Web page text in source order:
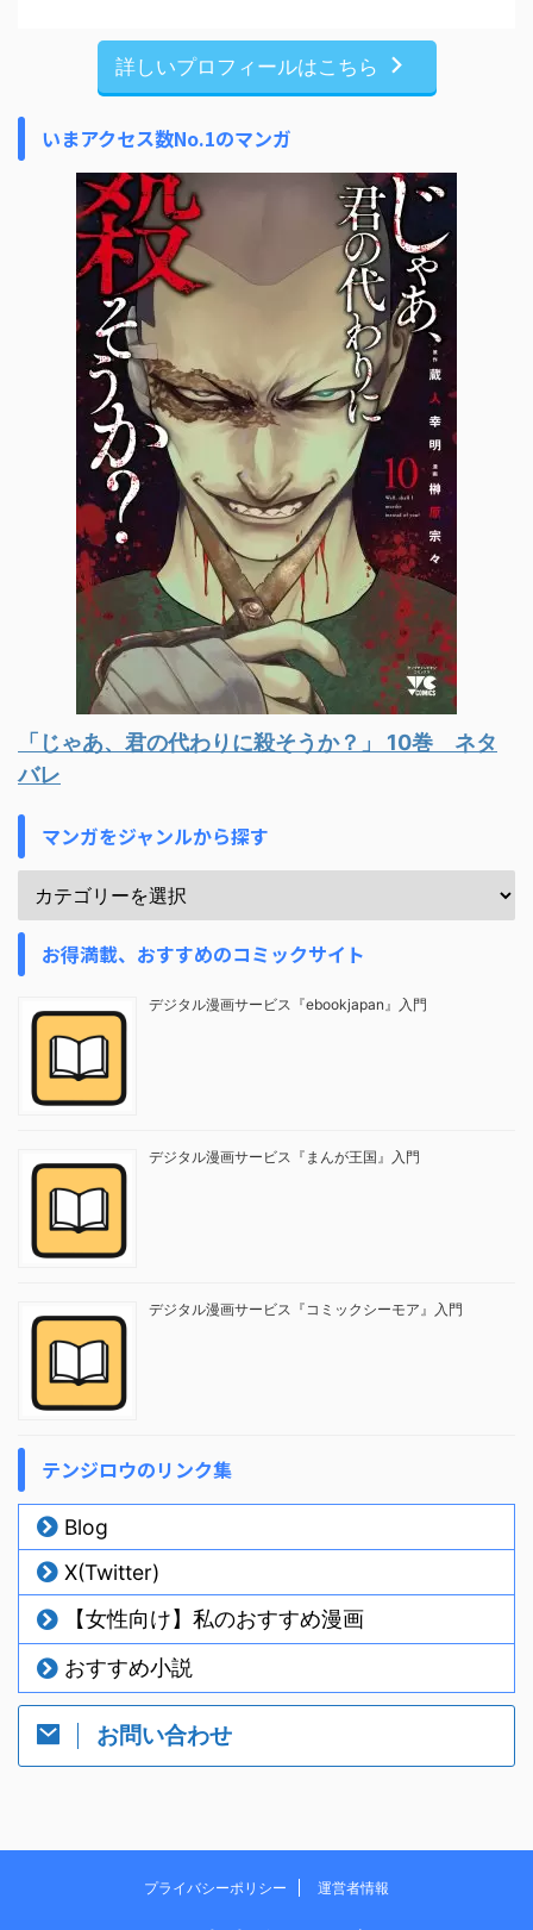
詳しいプロフィールはこちら
いまアクセス数No.1のマンガ
「じゃあ、君の代わりに殺そうか？」 10巻 ネタ
バレ
マンガをジャンルから探す
お得満載、おすすめのコミックサイト
デジタル漫画サービス『ebookjapan』入門
デジタル漫画サービス『まんが王国』入門
デジタル漫画サービス『コミックシーモア』入門
テンジロウのリンク集
Blog
X(Twitter)
【女性向け】私のおすすめ漫画
おすすめ小説
お問い合わせ
プライバシーポリシー 運営者情報